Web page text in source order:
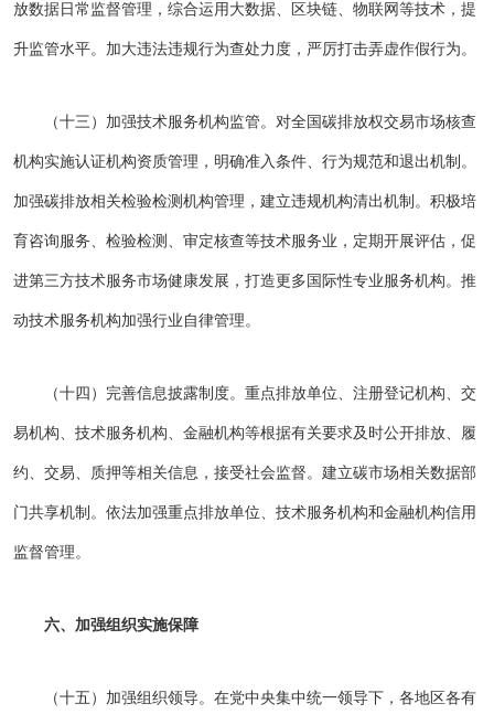
放数据日常监督管理，综合运用大数据、区块链、物联网等技术，提
升监管水平。加大违法违规行为查处力度，严厉打击弄虚作假行为。
（十三）加强技术服务机构监管。对全国碳排放权交易市场核查
机构实施认证机构资质管理，明确准入条件、行为规范和退出机制。
加强碳排放相关检验检测机构管理，建立违规机构清出机制。积极培
育咨询服务、检验检测、审定核查等技术服务业，定期开展评估，促
进第三方技术服务市场健康发展，打造更多国际性专业服务机构。推
动技术服务机构加强行业自律管理。
（十四）完善信息披露制度。重点排放单位、注册登记机构、交
易机构、技术服务机构、金融机构等根据有关要求及时公开排放、履
约、交易、质押等相关信息，接受社会监督。建立碳市场相关数据部
门共享机制。依法加强重点排放单位、技术服务机构和金融机构信用
监督管理。
六、加强组织实施保障
（十五）加强组织领导。在党中央集中统一领导下，各地区各有